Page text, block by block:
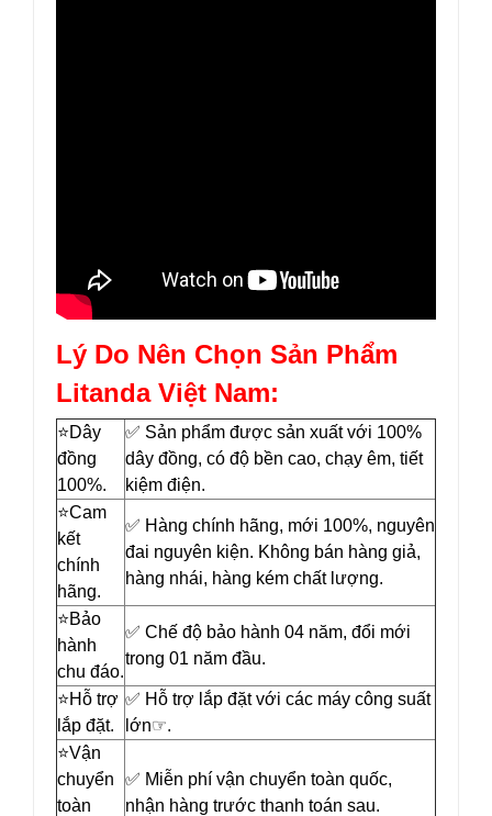
Lý Do Nên Chọn Sản Phẩm
Litanda Việt Nam:
⭐️Dây
đồng
100%.
✅ Sản phẩm được sản xuất với 100%
dây đồng, có độ bền cao, chạy êm, tiết
kiệm điện.
⭐️Cam
kết
chính
hãng.
✅ Hàng chính hãng, mới 100%, nguyên
đai nguyên kiện. Không bán hàng giả,
hàng nhái, hàng kém chất lượng.
⭐️Bảo
hành
chu đáo.
✅ Chế độ bảo hành 04 năm, đổi mới
trong 01 năm đầu.
⭐️Hỗ trợ
lắp đặt.
✅ Hỗ trợ lắp đặt với các máy công suất
lớn☞.
⭐️Vận
chuyển
toàn
✅ Miễn phí vận chuyển toàn quốc,
nhận hàng trước thanh toán sau.